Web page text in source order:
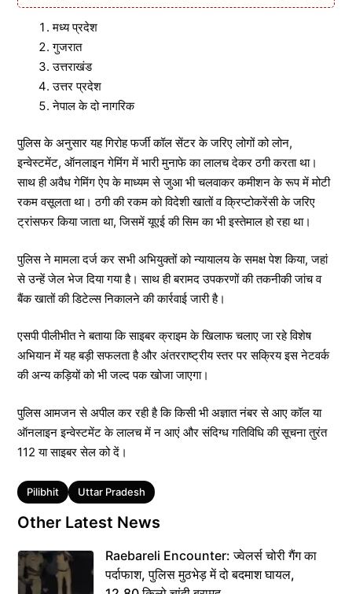
मध्य प्रदेश
गुजरात
उत्तराखंड
उत्तर प्रदेश
नेपाल के दो नागरिक
पुलिस के अनुसार यह गिरोह फर्जी कॉल सेंटर के जरिए लोगों को लोन,
इन्वेस्टमेंट, ऑनलाइन गेमिंग में भारी मुनाफे का लालच देकर ठगी करता था।
साथ ही अवैध गेमिंग ऐप के माध्यम से जुआ भी चलवाकर कमीशन के रूप में मोटी
रकम वसूलता था। ठगी की रकम को विदेशी खातों व क्रिप्टोकरेंसी के जरिए
ट्रांसफर किया जाता था, जिसमें यूएई की सिम का भी इस्तेमाल हो रहा था।
पुलिस ने मामला दर्ज कर सभी अभियुक्तों को न्यायालय के समक्ष पेश किया, जहां
से उन्हें जेल भेज दिया गया है। साथ ही बरामद उपकरणों की तकनीकी जांच व
बैंक खातों की डिटेल्स निकालने की कार्रवाई जारी है।
एसपी पीलीभीत ने बताया कि साइबर क्राइम के खिलाफ चलाए जा रहे विशेष
अभियान में यह बड़ी सफलता है और अंतरराष्ट्रीय स्तर पर सक्रिय इस नेटवर्क
की अन्य कड़ियों को भी जल्द पक खोजा जाएगा।
पुलिस आमजन से अपील कर रही है कि किसी भी अज्ञात नंबर से आए कॉल या
ऑनलाइन इन्वेस्टमेंट के लालच में न आएं और संदिग्ध गतिविधि की सूचना तुरंत
112 या साइबर सेल को दें।
Tags
Pilibhit Uttar Pradesh
Other Latest News
Raebareli Encounter: ज्वेलर्स चोरी गैंग का
पर्दाफाश, पुलिस मुठभेड़ में दो बदमाश घायल,